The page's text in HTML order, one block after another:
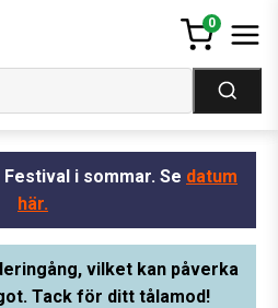
0
Festival i sommar. Se datum
här.
vilket kan påverka
Tack för ditt tålamod!